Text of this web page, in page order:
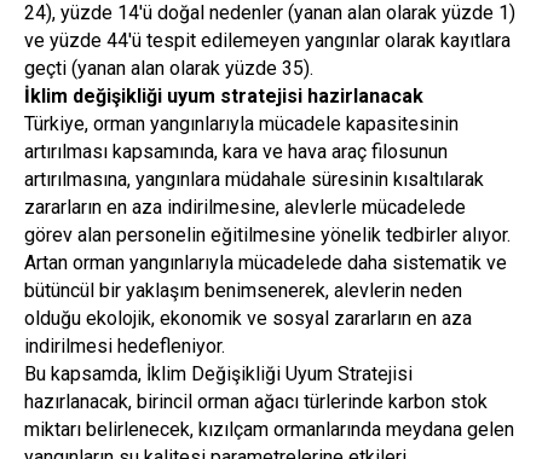
24), yüzde 14'ü doğal nedenler (yanan alan olarak yüzde 1)
ve yüzde 44'ü tespit edilemeyen yangınlar olarak kayıtlara
geçti (yanan alan olarak yüzde 35).
İklim değişikliği uyum stratejisi hazirlanacak
Türkiye, orman yangınlarıyla mücadele kapasitesinin
artırılması kapsamında, kara ve hava araç filosunun
artırılmasına, yangınlara müdahale süresinin kısaltılarak
zararların en aza indirilmesine, alevlerle mücadelede
görev alan personelin eğitilmesine yönelik tedbirler alıyor.
Artan orman yangınlarıyla mücadelede daha sistematik ve
bütüncül bir yaklaşım benimsenerek, alevlerin neden
olduğu ekolojik, ekonomik ve sosyal zararların en aza
indirilmesi hedefleniyor.
Bu kapsamda, İklim Değişikliği Uyum Stratejisi
hazırlanacak, birincil orman ağacı türlerinde karbon stok
miktarı belirlenecek, kızılçam ormanlarında meydana gelen